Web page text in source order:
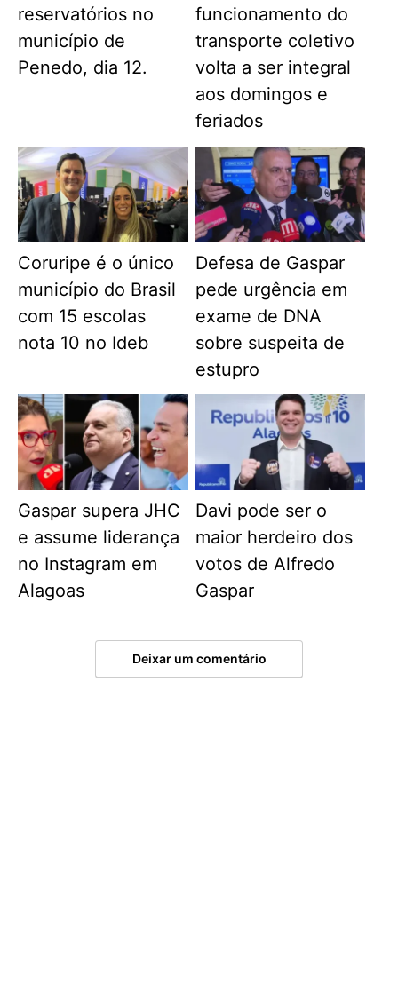
reservatórios no
município de
Penedo, dia 12.
funcionamento do
transporte coletivo
volta a ser integral
aos domingos e
feriados
Coruripe é o único
município do Brasil
com 15 escolas
nota 10 no Ideb
Defesa de Gaspar
pede urgência em
exame de DNA
sobre suspeita de
estupro
Gaspar supera JHC
e assume liderança
no Instagram em
Alagoas
Davi pode ser o
maior herdeiro dos
votos de Alfredo
Gaspar
Deixar um comentário